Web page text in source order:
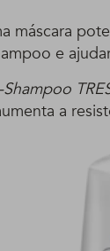
máscara
e
a